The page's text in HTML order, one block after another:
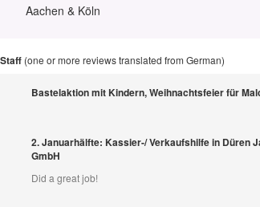
Aachen & Köln
(one or more reviews translated from German)
Bastelaktion mit Kindern, Weihnachtsfeier für
2. Januarhälfte: Kassier-/ Verkaufshilfe in Düren
GmbH
Did a great job!